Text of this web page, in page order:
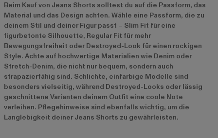
Beim Kauf von Jeans Shorts solltest du auf die Passform, das
Material und das Design achten. Wähle eine Passform, die zu
deinem Stil und deiner Figur passt – Slim Fit für eine
figurbetonte Silhouette, Regular Fit für mehr
Bewegungsfreiheit oder Destroyed-Look für einen rockigen
Style. Achte auf hochwertige Materialien wie Denim oder
Stretch-Denim, die nicht nur bequem, sondern auch
strapazierfähig sind. Schlichte, einfarbige Modelle sind
besonders vielseitig, während Destroyed-Looks oder lässig
geschnittene Varianten deinem Outfit eine coole Note
verleihen. Pflegehinweise sind ebenfalls wichtig, um die
Langlebigkeit deiner Jeans Shorts zu gewährleisten.